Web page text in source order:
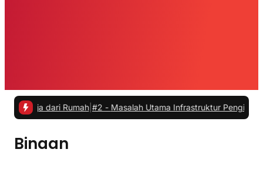
dari Rumah |#2 -Masalah Utama Infrastruktur Pengisian Daya
Binaan